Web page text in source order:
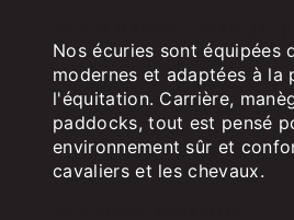
Nos écuries sont équipées
modernes et adaptées à la
l'équitation. Carrière,
paddocks, tout est pensé
environnement sûr et
cavaliers et les chevaux.